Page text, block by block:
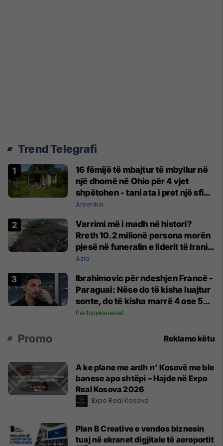
Trend Telegrafi
16 fëmijë të mbajtur të mbyllur në
një dhomë në Ohio për 4 vjet
shpëtohen - tani ata i pret një sfidë
e madhe
Amerika
Varrimi më i madh në histori?
Rreth 10.2 milionë persona morën
pjesë në funeralin e liderit të Iranit
në 1989
Azia
Ibrahimovic për ndeshjen Francë -
Paraguai: Nëse do të kisha luajtur
sonte, do të kisha marrë 4 ose 5
kartonë të kuq
Përfaqësueset
Promo Reklamo këtu
A ke plane me ardh n’ Kosovë me ble
banese apo shtëpi – Hajde në Expo
Real Kosova 2026
Expo Real Kosova
Plan B Creative e vendos biznesin
tuaj në ekranet digjitale të aeroportit